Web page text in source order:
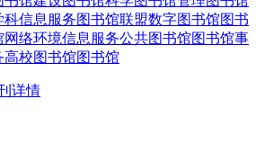
科信息服务图书馆联盟数字图书馆图书
网络环境信息服务公共图书馆图书馆事
高校图书馆图书馆
详情